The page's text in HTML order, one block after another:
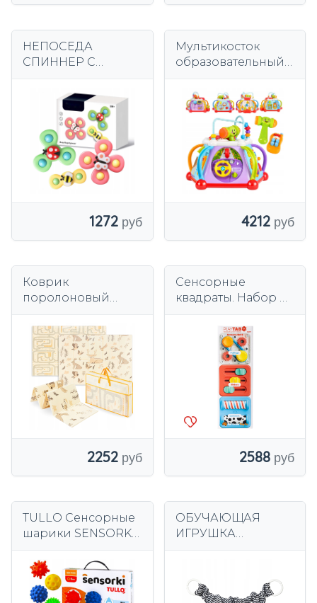
НЕПОСЕДА
СПИННЕР С
СЕНСОРНАЯ
ИГРУШКА
ПОГРЕМУШКА
НАБОР ИЗ 3
1272
Мультикосток
образовательный
большой
развлекательный
образовательный
центр
4212
Коврик
поролоновый
180х120 см в
сложенном виде
Magic Forest Boho
R17
2252
Сенсорные
квадраты. Набор из
игрушками PlayTab
Fat Brain Toys
Caterpillar
2588
TULLO Сенсорные
шарики SENSORKY
отверстий
ПОЛЬСКИЙ
ПРОДУКТ
ОБУЧАЮЩАЯ
ИГРУШКА
КОЛЯСКИ 797